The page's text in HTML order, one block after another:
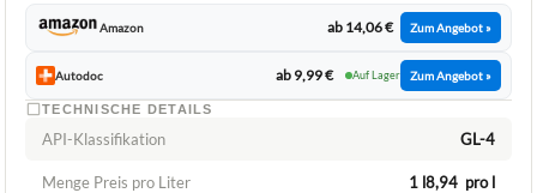
Amazon ab 14,06 € Zum Angebot »
Autodoc ab 9,99 € Auf Lager Zum Angebot »
TECHNISCHE DETAILS
API-Klassifikation GL-4
Menge Preis pro Liter 1 l8,94  pro l